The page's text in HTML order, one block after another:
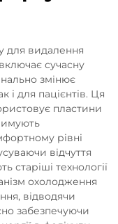
для видалення
сучасну
змінює
і для пацієнтів. Ця
пластини
рівні
відчуття
старіші технології
охолодження
відводячи
забезпечуючи